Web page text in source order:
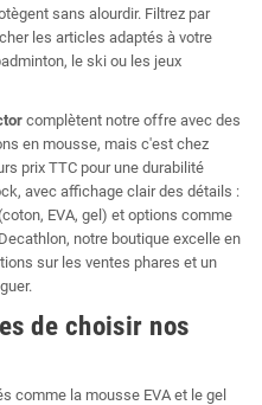
sans alourdir. Filtrez par
les articles adaptés à votre
le ski ou les jeux
complètent notre offre avec des
en mousse, mais c'est chez
prix TTC pour une durabilité
avec affichage clair des détails :
EVA, gel) et options comme
notre boutique excelle en
sur les ventes phares et un
de choisir nos
comme la mousse EVA et le gel